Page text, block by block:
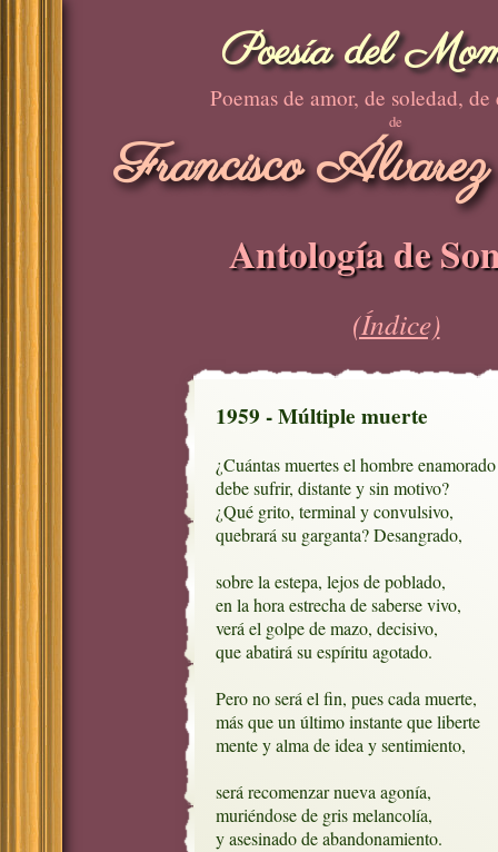
Poesía del
Poemas de amor, de soledad, de
de
Francisco
Antología de
(Índice)
1959 - Múltiple muerte
¿Cuántas muertes el hombre enamorado
debe sufrir, distante y sin motivo?
¿Qué grito, terminal y convulsivo,
quebrará su garganta? Desangrado,
sobre la estepa, lejos de poblado,
en la hora estrecha de saberse vivo,
verá el golpe de mazo, decisivo,
que abatirá su espíritu agotado.
Pero no será el fin, pues cada muerte,
más que un último instante que liberte
mente y alma de idea y sentimiento,
será recomenzar nueva agonía,
muriéndose de gris melancolía,
y asesinado de abandonamiento.